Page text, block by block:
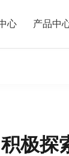
心 产品中
极探